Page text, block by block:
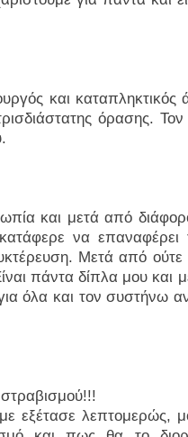
και
όρασης.
και μετά από
να
Μετά από
πάντα δίπλα μου και
όλα και τον συστήνω
στραβισμού!!!
εξέτασε λεπτομερώς,